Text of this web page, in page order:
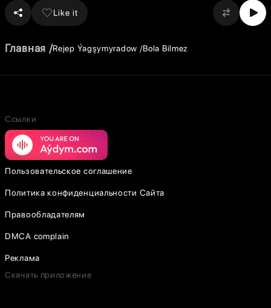
Like it
Главная Rejep Ýagşymyradow Bola Bilmez
Ссылки
Пользовательское соглашение
Политика конфиденциальности Сайта
Правообладателям
DMCA complain
Реклама
Скачать приложение